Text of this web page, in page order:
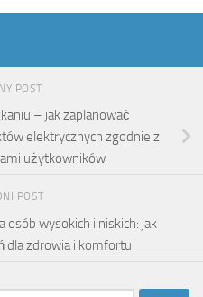
POST
– jak zaplanować
elektrycznych zgodnie z
użytkowników
POST
osób wysokich i niskich: jak
dla zdrowia i komfortu